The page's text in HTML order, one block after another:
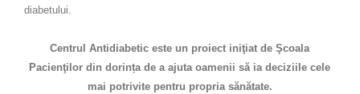
diabetului.
Centrul Antidiabetic este un proiect iniţiat de Şcoala
Pacienţilor din dorința de a ajuta oamenii să ia deciziile cele
mai potrivite pentru propria sănătate.